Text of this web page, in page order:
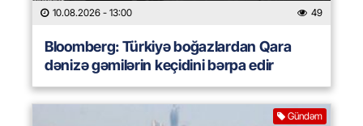
10.08.2026 - 13:00 49
Bloomberg: Türkiyə boğazlardan Qara
dənizə gəmilərin keçidini bərpa edir
Gündəm